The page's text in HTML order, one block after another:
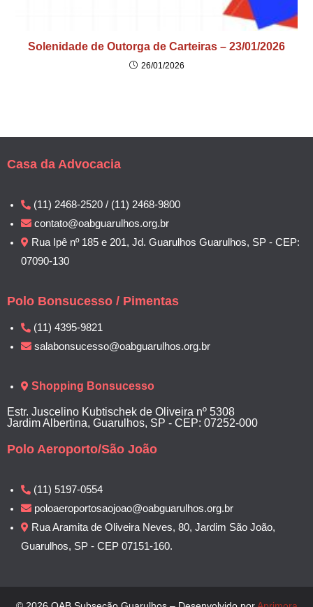
Solenidade de Outorga de Carteiras – 23/01/2026
26/01/2026
Casa da Advocacia
(11) 2468-2520 / (11) 2468-9800
contato@oabguarulhos.org.br
Rua Ipê nº 185 e 201, Jd. Guarulhos Guarulhos, SP - CEP:
07090-130
Polo Bonsucesso / Pimentas
(11) 4395-9821
salabonsucesso@oabguarulhos.org.br
Shopping Bonsucesso
Estr. Juscelino Kubtischek de Oliveira nº 5308
Jardim Albertina, Guarulhos, SP - CEP: 07252-000
Polo Aeroporto/São João
(11) 5197-0554
poloaeroportosaojoao@oabguarulhos.org.br
Rua Aramita de Oliveira Neves, 80, Jardim São João,
Guarulhos, SP - CEP 07151-160.